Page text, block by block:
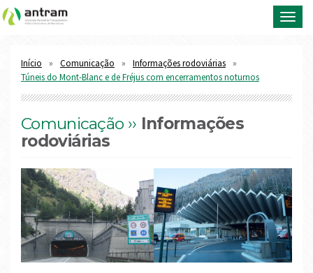
Início Comunicação
Informações rodoviárias
Túneis do Mont-Blanc e de Fréjus com encerramentos noturnos
Comunicação ›› Informações
rodoviárias